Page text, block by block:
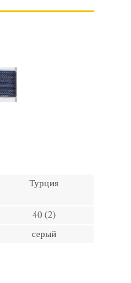
Турция
40 (2)
серый